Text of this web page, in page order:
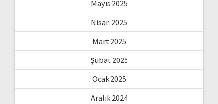
Mayıs 2025
Nisan 2025
Mart 2025
Şubat 2025
Ocak 2025
Aralık 2024